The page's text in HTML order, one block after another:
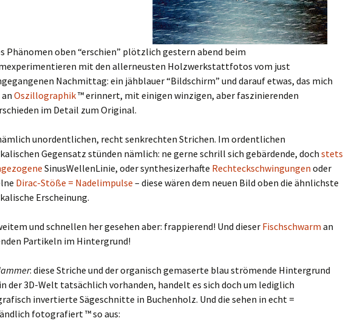
Phänomen oben “erschien” plötzlich gestern abend beim
mit den allerneusten Holzwerkstattfotos vom just
Nachmittag: ein jähblauer “Bildschirm” und darauf etwas, das mich
Oszillographik™ erinnert, mit einigen winzigen, aber faszinierenden
im Detail zum Original.
unordentlichen, recht senkrechten Strichen. Im ordentlichen
Gegensatz stünden nämlich: ne gerne schrill sich gebärdende, doch stets
SinusWellenLinie, oder synthesizerhafte Rechteckschwingungen oder
Dirac-Stöße = Nadelimpulse – diese wären dem neuen Bild oben die ähnlichste
Erscheinung.
und schnellen her gesehen aber: frappierend! Und dieser Fischschwarm an
Partikeln im Hintergrund!
: diese Striche und der organisch gemaserte blau strömende Hintergrund
der 3D-Welt tatsächlich vorhanden, handelt es sich doch um lediglich
invertierte Sägeschnitte in Buchenholz. Und die sehen in echt =
fotografiert ™ so aus: